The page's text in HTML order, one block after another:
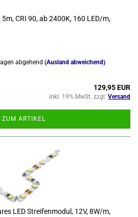
5m, CRI 90, ab 2400K, 160 LED/m,
abgehend (Ausland abweichend)
129,95 EUR
inkl. 19% MwSt. zzgl. Versand
ZUM ARTIKEL
LED Strei­fen­mo­dul, 12V, 8W/m,